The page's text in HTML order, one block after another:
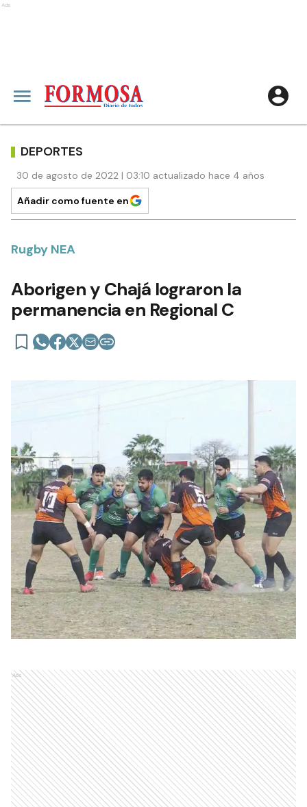
Ads
DEPORTES
30 de agosto de 2022 | 03:10 actualizado hace 4 años
Añadir como fuente en
Rugby NEA
Aborigen y Chajá lograron la
permanencia en Regional C
Ads